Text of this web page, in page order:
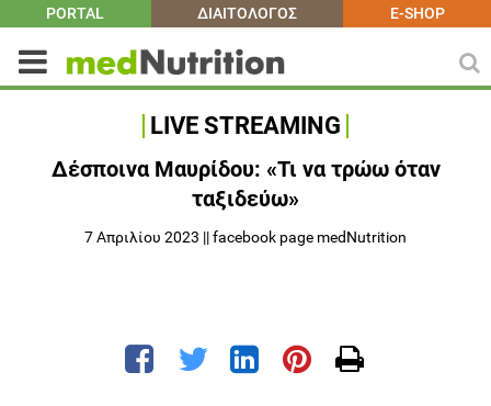
PORTAL ΔΙΑΙΤΟΛΟΓΟΣ E-SHOP
LIVE STREAMING
Δέσποινα Μαυρίδου: «Τι να τρώω όταν
ταξιδεύω»
7 Απριλίου 2023 || facebook page medNutrition